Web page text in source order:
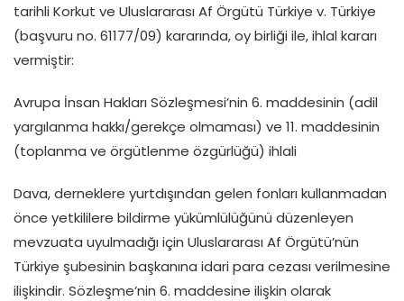
tarihli Korkut ve Uluslararası Af Örgütü Türkiye v. Türkiye
(başvuru no. 61177/09) kararında, oy birliği ile, ihlal kararı
vermiştir:
Avrupa İnsan Hakları Sözleşmesi’nin 6. maddesinin (adil
yargılanma hakkı/gerekçe olmaması) ve 11. maddesinin
(toplanma ve örgütlenme özgürlüğü) ihlali
Dava, derneklere yurtdışından gelen fonları kullanmadan
önce yetkililere bildirme yükümlülüğünü düzenleyen
mevzuata uyulmadığı için Uluslararası Af Örgütü’nün
Türkiye şubesinin başkanına idari para cezası verilmesine
ilişkindir. Sözleşme’nin 6. maddesine ilişkin olarak